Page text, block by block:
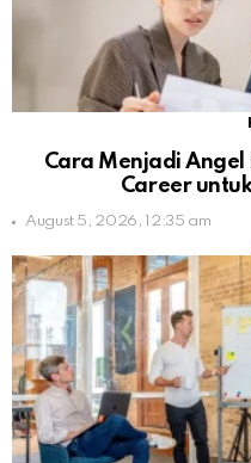
Cara Menjadi
Career
August 5, 2026, 12:35 am